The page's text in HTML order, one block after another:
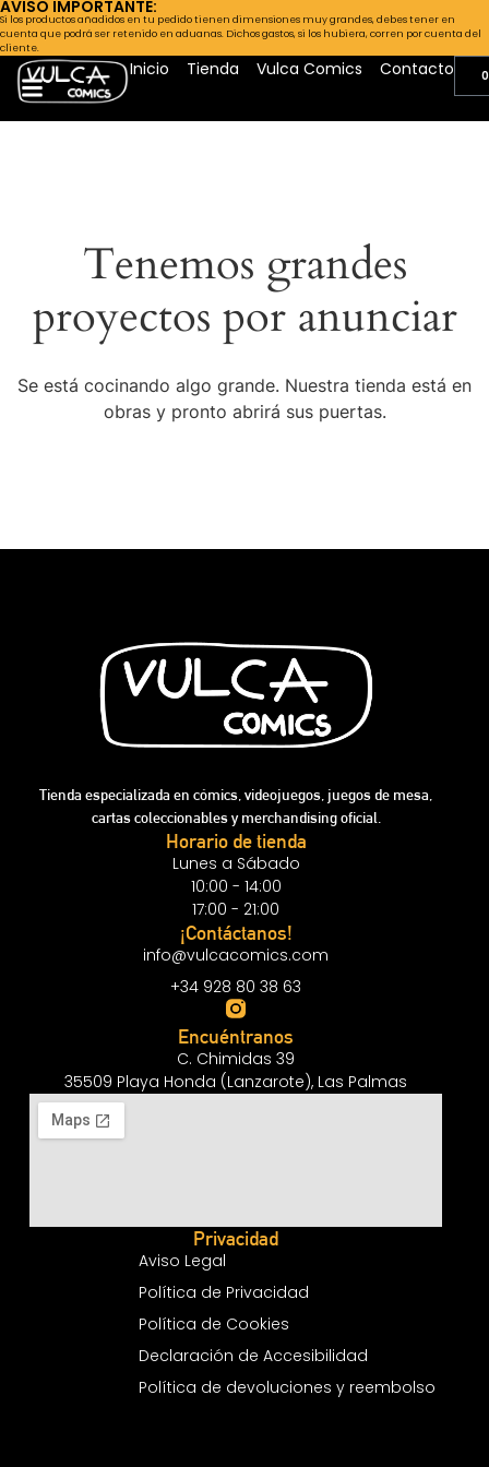
AVISO IMPORTANTE:
Si los productos añadidos en tu pedido tienen dimensiones muy grandes, debes tener en
cuenta que podrá ser retenido en aduanas. Dichos gastos, si los hubiera, corren por cuenta del
cliente.
Inicio Tienda Vulca Comics Contacto
Tenemos grandes
proyectos por anunciar
Se está cocinando algo grande. Nuestra tienda está en
obras y pronto abrirá sus puertas.
Tienda especializada en cómics, videojuegos, juegos de mesa,
cartas coleccionables y merchandising oficial.
Horario de tienda
Lunes a Sábado
10:00 - 14:00
17:00 - 21:00
¡Contáctanos!
info@vulcacomics.com
+34 928 80 38 63
Encuéntranos
C. Chimidas 39
35509 Playa Honda (Lanzarote), Las Palmas
Privacidad
Aviso Legal
Política de Privacidad
Política de Cookies
Declaración de Accesibilidad
Política de devoluciones y reembolso